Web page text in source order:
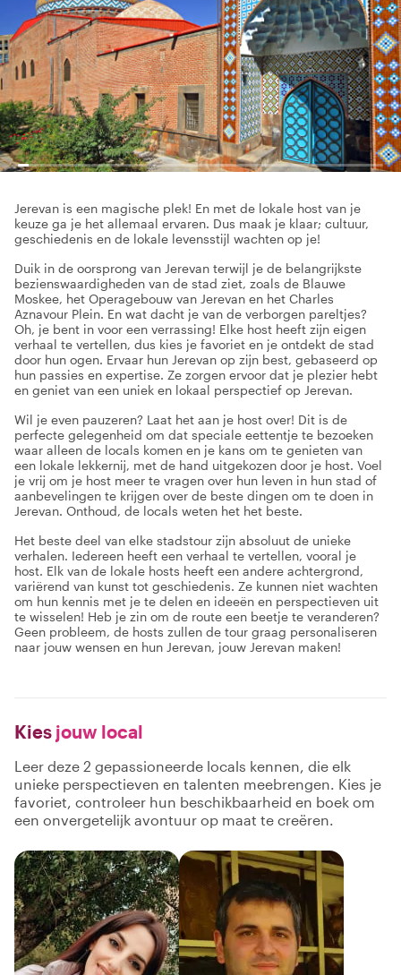
Jerevan is een magische plek! En met de lokale host van je
keuze ga je het allemaal ervaren. Dus maak je klaar; cultuur,
geschiedenis en de lokale levensstijl wachten op je!
Duik in de oorsprong van Jerevan terwijl je de belangrijkste
bezienswaardigheden van de stad ziet, zoals de Blauwe
Moskee, het Operagebouw van Jerevan en het Charles
Aznavour Plein. En wat dacht je van de verborgen pareltjes?
Oh, je bent in voor een verrassing! Elke host heeft zijn eigen
verhaal te vertellen, dus kies je favoriet en je ontdekt de stad
door hun ogen. Ervaar hun Jerevan op zijn best, gebaseerd op
hun passies en expertise. Ze zorgen ervoor dat je plezier hebt
en geniet van een uniek en lokaal perspectief op Jerevan.
Wil je even pauzeren? Laat het aan je host over! Dit is de
perfecte gelegenheid om dat speciale eettentje te bezoeken
waar alleen de locals komen en je kans om te genieten van
een lokale lekkernij, met de hand uitgekozen door je host. Voel
je vrij om je host meer te vragen over hun leven in hun stad of
aanbevelingen te krijgen over de beste dingen om te doen in
Jerevan. Onthoud, de locals weten het het beste.
Het beste deel van elke stadstour zijn absoluut de unieke
verhalen. Iedereen heeft een verhaal te vertellen, vooral je
host. Elk van de lokale hosts heeft een andere achtergrond,
variërend van kunst tot geschiedenis. Ze kunnen niet wachten
om hun kennis met je te delen en ideeën en perspectieven uit
te wisselen! Heb je zin om de route een beetje te veranderen?
Geen probleem, de hosts zullen de tour graag personaliseren
naar jouw wensen en hun Jerevan, jouw Jerevan maken!
Kies jouw local
Leer deze 2 gepassioneerde locals kennen, die elk
unieke perspectieven en talenten meebrengen. Kies je
favoriet, controleer hun beschikbaarheid en boek om
een onvergetelijk avontuur op maat te creëren.